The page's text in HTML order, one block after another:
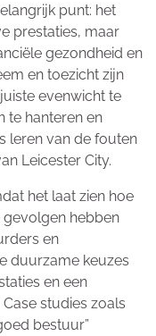
punt: het
prestaties, maar
gezondheid en
en toezicht zijn
evenwicht te
te hanteren en
leren van de fouten
Leicester City.
het laat zien hoe
gevolgen hebben
en
duurzame keuzes
en een
studies zoals
bestuur”